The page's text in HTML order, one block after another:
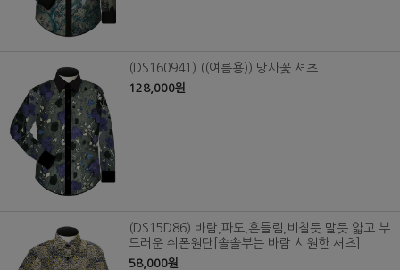
(DS160941) ((여름용)) 망사꽃 셔츠
128,000원
(DS15D86) 바람,파도,흔들림,비칠듯 말듯 얇고 부
드러운 쉬폰원단[솔솔부는 바람 시원한 셔츠]
58,000원